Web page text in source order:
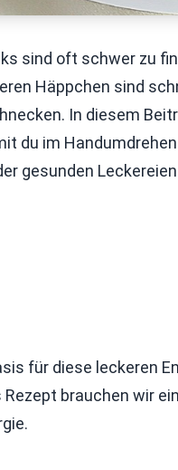
sind oft schwer zu
Häppchen sind
In diesem
du im
gesunden
für diese leckeren
brauchen wir